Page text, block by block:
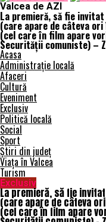
Valcea de AZI
La premieră, să fie
(care apare de câteva
(cel care în film apare
Securității comuniste) –
Acasa
Administrație locală
Afaceri
Cultură
Eveniment
Exclusiv
Politică locală
Social
Sport
Știri din județ
Viața în Valcea
Turism
Exclusiv
La premieră, să fie
(care apare de câteva
(cel care în film apare